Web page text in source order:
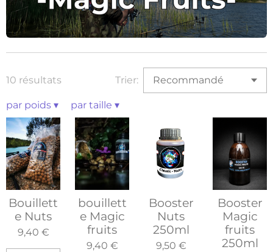
10 résultats Trier:
par poids ▾ par taille ▾
Bouillett
e Nuts
9,40 €
bouillett
e Magic
fruits
9,40 €
Booster
Nuts
250ml
9,50 €
Booster
Magic
fruits
250ml